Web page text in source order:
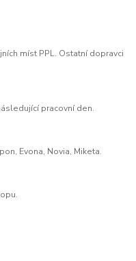
míst PPL. Ostatní dopravci
pracovní den.
Evona, Novia, Miketa.